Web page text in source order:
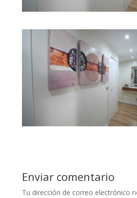
Enviar comentario
Tu dirección de correo electrónico